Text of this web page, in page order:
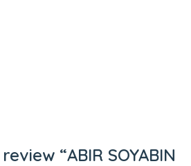
“ABIR SOYABIN